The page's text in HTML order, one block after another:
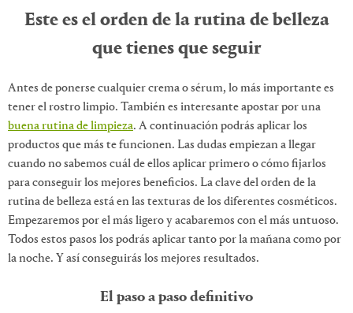
Este es el orden de la rutina de belleza
que tienes que seguir
Antes de ponerse cualquier crema o sérum, lo más importante es
tener el rostro limpio. También es interesante apostar por una
buena rutina de limpieza. A continuación podrás aplicar los
productos que más te funcionen. Las dudas empiezan a llegar
cuando no sabemos cuál de ellos aplicar primero o cómo fijarlos
para conseguir los mejores beneficios. La clave del orden de la
rutina de belleza está en las texturas de los diferentes cosméticos.
Empezaremos por el más ligero y acabaremos con el más untuoso.
Todos estos pasos los podrás aplicar tanto por la mañana como por
la noche. Y así conseguirás los mejores resultados.
El paso a paso definitivo